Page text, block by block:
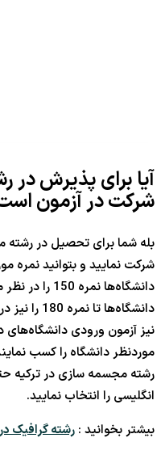
آیا برای پذیرش در
شرکت در آزمون
بله شما برای تحصیل در رشته
شرکت نمایید و بتوانید نمره
دانشگاه‌ها
نیز آزمون ورودی
موردنظر دانشگاه را کسب
رشته مجسمه سازی در ترکیه
انگلیسی را انتخاب نمایید.
بیشتر بخوانید : رشته گرافیک